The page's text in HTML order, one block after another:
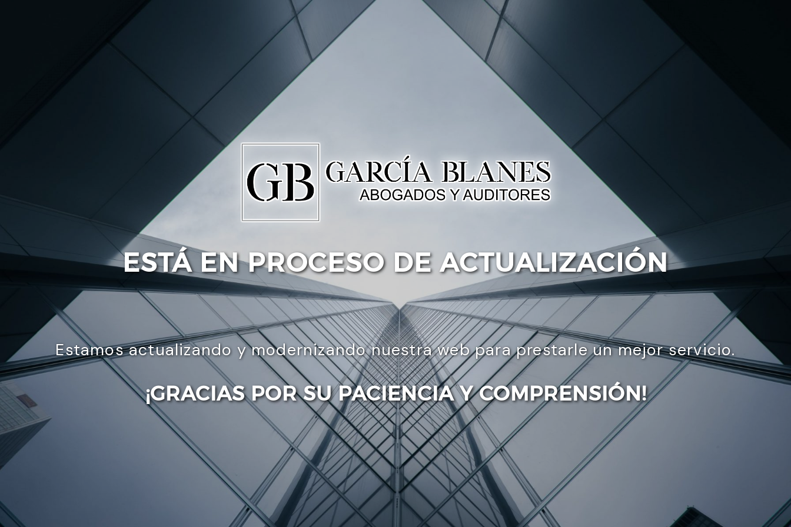
ESTÁ EN PROCESO DE ACTUALIZACIÓN
Estamos actualizando y modernizando nuestra web para prestarle un mejor servicio.
¡GRACIAS POR SU PACIENCIA Y COMPRENSIÓN!
Enviar